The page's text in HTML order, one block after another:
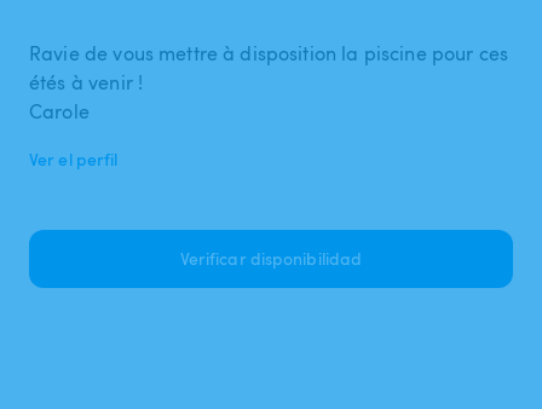
Ravie de vous mettre à disposition la piscine pour ces
étés à venir !
Carole
Ver el perfil
Verificar disponibilidad